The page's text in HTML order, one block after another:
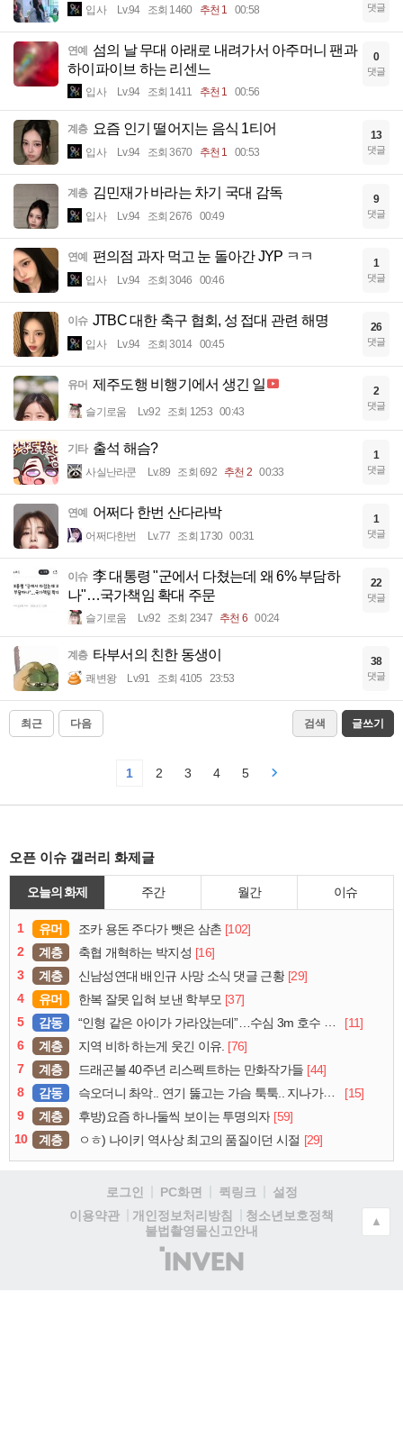
입사 Lv.94 조회 1460 추천 1 00:58 댓글
연예
섬의 날 무대 아래로 내려가서 아주머니 팬과
하이파이브 하는 리센느
입사 Lv.94 조회 1411 추천 1 00:56
0
댓글
계층 요즘 인기 떨어지는 음식 1티어
입사 Lv.94 조회 3670 추천 1 00:53
13
댓글
계층 김민재가 바라는 차기 국대 감독
입사 Lv.94 조회 2676 00:49
9
댓글
연예 편의점 과자 먹고 눈 돌아간 JYP ㅋㅋ
입사 Lv.94 조회 3046 00:46
1
댓글
이슈 JTBC 대한 축구 협회, 성 접대 관련 해명
입사 Lv.94 조회 3014 00:45
26
댓글
유머 제주도행 비행기에서 생긴 일
슬기로움 Lv.92 조회 1253 00:43
2
댓글
기타 출석 해슴?
사실난라쿤 Lv.89 조회 692 추천 2 00:33
1
댓글
연예 어쩌다 한번 산다라박
어쩌다한번 Lv.77 조회 1730 00:31
1
댓글
이슈 李 대통령 "군에서 다쳤는데 왜 6% 부담하
나"…국가책임 확대 주문
슬기로움 Lv.92 조회 2347 추천 6 00:24
22
댓글
계층 타부서의 친한 동생이
쾌변왕 Lv.91 조회 4105 23:53
38
댓글
최근 다음 검색 글쓰기
1 2 3 4 5
오픈 이슈 갤러리 화제글
오늘의 화제 주간 월간 이슈
1 유머 조카 용돈 주다가 뺏은 삼촌 [102]
2
계층 축협 개혁하는 박지성 [16]
3
계층 신남성연대 배인규 사망 소식 댓글 근황 [29]
4
유머 한복 잘못 입혀 보낸 학부모 [37]
5
감동 “인형 같은 아이가 가라앉는데”…수심 3m 호수 뛰어든 60대 의인
[11]
6
계층 지역 비하 하는게 웃긴 이유. [76]
7
계층 드래곤볼 40주년 리스펙트하는 만화작가들 [44]
8
감동 슥오더니 촤악.. 연기 뚫고는 가슴 툭툭.. 지나가던 아재의 정체
[15]
9
계층 후방)요즘 하나둘씩 보이는 투명의자 [59]
10
계층 ㅇㅎ) 나이키 역사상 최고의 품질이던 시절 [29]
로그인 PC화면 퀵링크
설정
이용약관
개인정보처리방침
청소년보호정책
불법촬영물신고안내
(주)
인
▲